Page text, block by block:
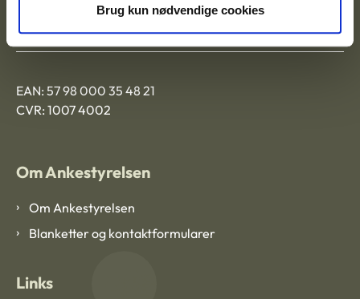
Brug kun nødvendige cookies
Ankestyrelsen København
EAN: 57 98 000 35 48 21
CVR: 1007 4002
Om Ankestyrelsen
Om Ankestyrelsen
Blanketter og kontaktformularer
Links